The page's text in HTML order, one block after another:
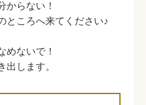
からない！
ところへ来てください♪
めないで！
出します。